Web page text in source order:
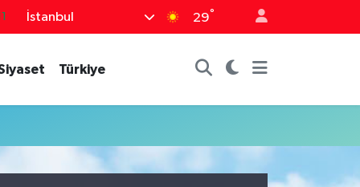
İstanbul 29°
Türkiye